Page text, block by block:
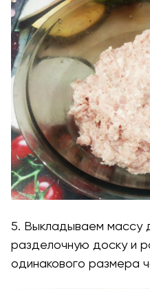
5. Выкладываем массу
разделочную доску и
одинакового размера